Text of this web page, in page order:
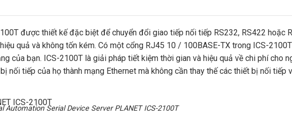
được thiết kế đặc biệt để chuyển đổi giao tiếp nối tiếp RS232, RS422 hoặc
quả và không tốn kém. Có một cổng RJ45 10 / 100BASE-TX trong ICS-
của bạn. ICS-2100T là giải pháp tiết kiệm thời gian và hiệu quả về chi phí cho
nối tiếp của họ thành mạng Ethernet mà không cần thay thế các thiết bị nối tiếp
Automation Serial Device Server PLANET ICS-2100T